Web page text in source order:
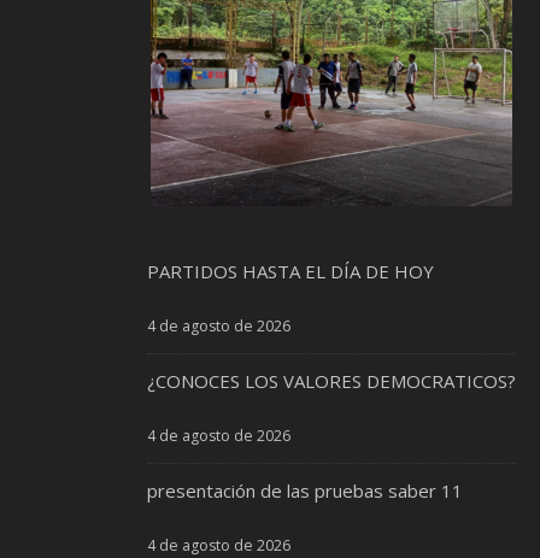
PARTIDOS HASTA EL DÍA DE HOY
4 de agosto de 2026
¿CONOCES LOS VALORES DEMOCRATICOS?
4 de agosto de 2026
presentación de las pruebas saber 11
4 de agosto de 2026